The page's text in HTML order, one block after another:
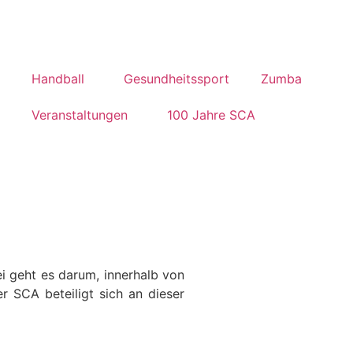
Handball Gesundheitssport Zumba
Veranstaltungen 100 Jahre SCA
geht es darum, innerhalb von
SCA beteiligt sich an dieser